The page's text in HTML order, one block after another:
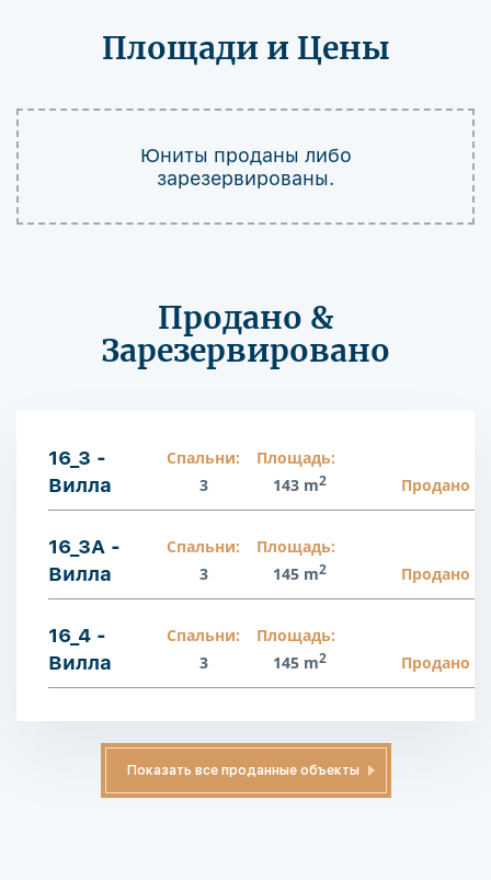
Площади и Цены
Юниты проданы либо
зарезервированы.
Продано &
Зарезервировано
16_3 -
Вилла
Спальни:
3
Площадь:
143 m2 Продано
16_3A -
Вилла
Спальни:
3
Площадь:
145 m2 Продано
16_4 -
Вилла
Спальни:
3
Площадь:
145 m2 Продано
Показать все проданные объекты